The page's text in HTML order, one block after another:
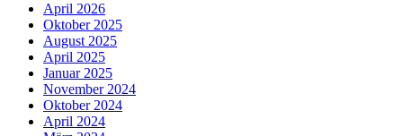
April 2026
Oktober 2025
August 2025
April 2025
Januar 2025
November 2024
Oktober 2024
April 2024